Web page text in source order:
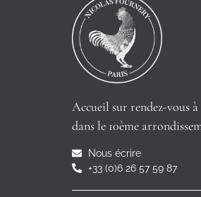
Accueil sur rendez-vous à
dans le 10ème
Nous écrire
+33 (0)6 26 57 59 87